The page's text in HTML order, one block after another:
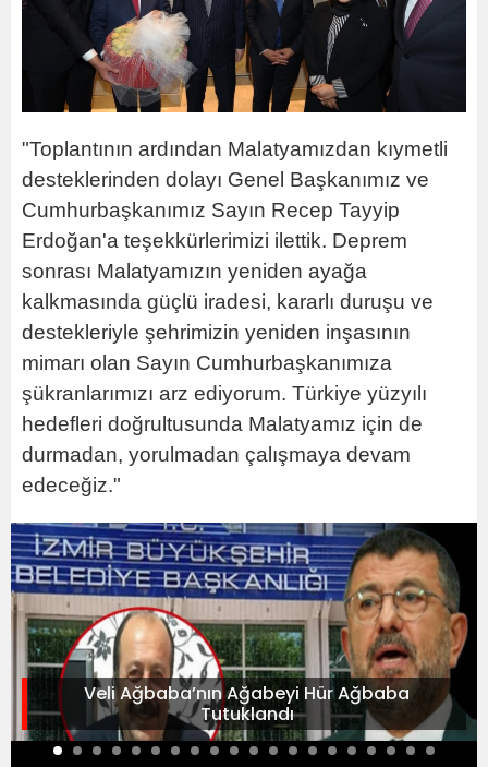
"Toplantının ardından Malatyamızdan kıymetli
desteklerinden dolayı Genel Başkanımız ve
Cumhurbaşkanımız Sayın Recep Tayyip
Erdoğan'a teşekkürlerimizi ilettik. Deprem
sonrası Malatyamızın yeniden ayağa
kalkmasında güçlü iradesi, kararlı duruşu ve
destekleriyle şehrimizin yeniden inşasının
mimarı olan Sayın Cumhurbaşkanımıza
şükranlarımızı arz ediyorum. Türkiye yüzyılı
hedefleri doğrultusunda Malatyamız için de
durmadan, yorulmadan çalışmaya devam
edeceğiz."
Veli Ağbaba’nın Ağabeyi Hür Ağbaba
Tutuklandı